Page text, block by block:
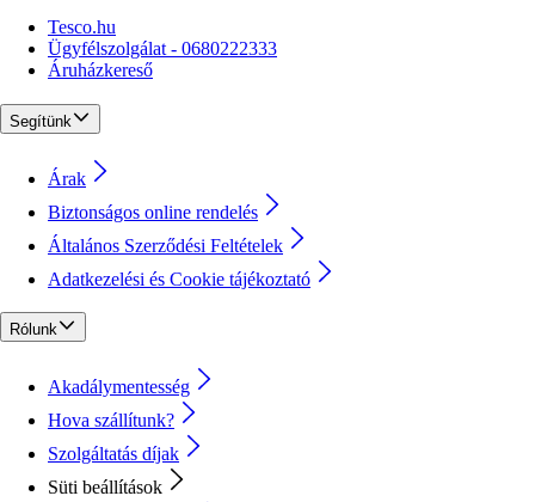
Tesco.hu
Ügyfélszolgálat - 0680222333
Áruházkereső
Segítünk
Árak
Biztonságos online rendelés
Általános Szerződési Feltételek
Adatkezelési és Cookie tájékoztató
Rólunk
Akadálymentesség
Hova szállítunk?
Szolgáltatás díjak
Süti beállítások